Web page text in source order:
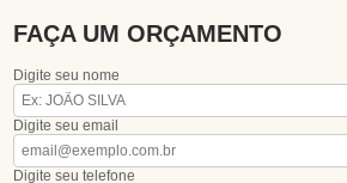
FAÇA UM ORÇAMENTO
Digite seu nome
Digite seu email
Digite seu telefone